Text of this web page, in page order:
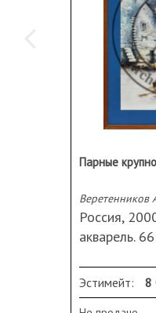
Парные
Веретенников
Россия,
акварель.
Рама,
Эстимейт: 8